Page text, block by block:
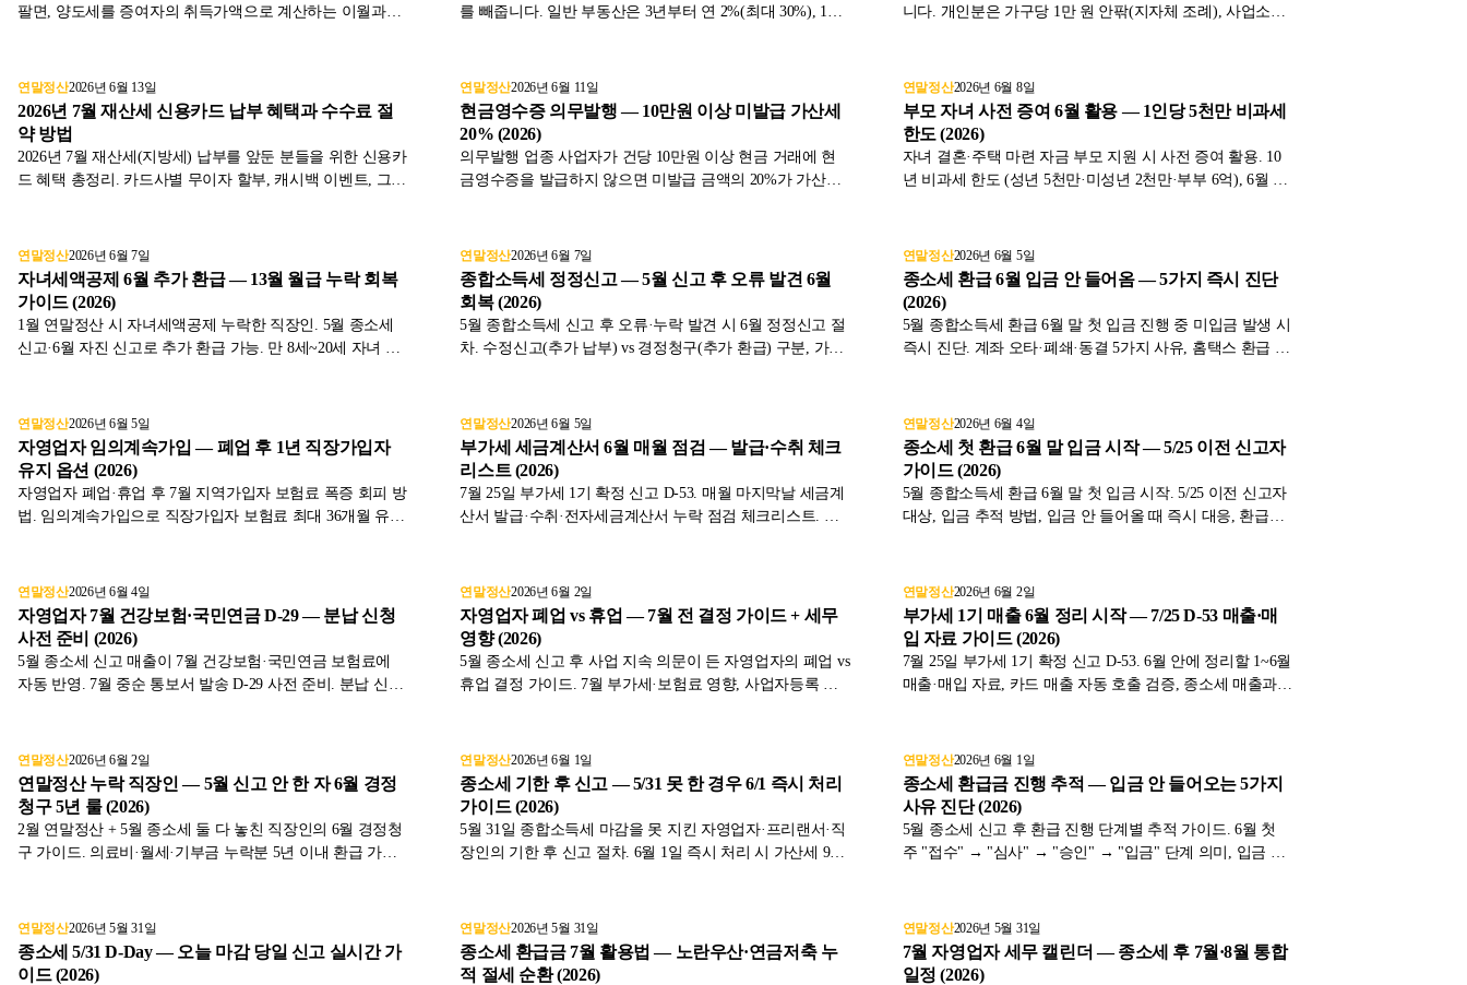
팔면, 양도세를 증여자의 취득가액으로 계산하는 이월과세
를 빼줍니다. 일반 부동산은 3년부터 연 2%(최대 30%), 1세
니다. 개인분은 가구당 1만 원 안팎(지자체 조례), 사업소분
연말정산2026년 6월 13일
2026년 7월 재산세 신용카드 납부 혜택과 수수료 절
약 방법
2026년 7월 재산세(지방세) 납부를 앞둔 분들을 위한 신용카
드 혜택 총정리. 카드사별 무이자 할부, 캐시백 이벤트, 그리
연말정산2026년 6월 11일
현금영수증 의무발행 — 10만원 이상 미발급 가산세
20% (2026)
의무발행 업종 사업자가 건당 10만원 이상 현금 거래에 현
금영수증을 발급하지 않으면 미발급 금액의 20%가 가산세
금까지 사업자와 소비자 양쪽 관점에서 정리합니다.
연말정산2026년 6월 8일
부모 자녀 사전 증여 6월 활용 — 1인당 5천만 비과세
한도 (2026)
자녀 결혼·주택 마련 자금 부모 지원 시 사전 증여 활용. 10
년 비과세 한도 (성년 5천만·미성년 2천만·부부 6억), 6월 사
연말정산2026년 6월 7일
자녀세액공제 6월 추가 환급 — 13월 월급 누락 회복
가이드 (2026)
1월 연말정산 시 자녀세액공제 누락한 직장인. 5월 종소세
신고·6월 자진 신고로 추가 환급 가능. 만 8세~20세 자녀 1명
연말정산2026년 6월 7일
종합소득세 정정신고 — 5월 신고 후 오류 발견 6월
회복 (2026)
5월 종합소득세 신고 후 오류·누락 발견 시 6월 정정신고 절
차. 수정신고(추가 납부) vs 경정청구(추가 환급) 구분, 가산
연말정산2026년 6월 5일
종소세 환급 6월 입금 안 들어옴 — 5가지 즉시 진단
(2026)
5월 종합소득세 환급 6월 말 첫 입금 진행 중 미입금 발생 시
즉시 진단. 계좌 오타·폐쇄·동결 5가지 사유, 홈택스 환급 계
연말정산2026년 6월 5일
자영업자 임의계속가입 — 폐업 후 1년 직장가입자
유지 옵션 (2026)
자영업자 폐업·휴업 후 7월 지역가입자 보험료 폭증 회피 방
법. 임의계속가입으로 직장가입자 보험료 최대 36개월 유지
연말정산2026년 6월 5일
부가세 세금계산서 6월 매월 점검 — 발급·수취 체크
리스트 (2026)
7월 25일 부가세 1기 확정 신고 D-53. 매월 마지막날 세금계
산서 발급·수취·전자세금계산서 누락 점검 체크리스트. 발
연말정산2026년 6월 4일
종소세 첫 환급 6월 말 입금 시작 — 5/25 이전 신고자
가이드 (2026)
5월 종합소득세 환급 6월 말 첫 입금 시작. 5/25 이전 신고자
대상, 입금 추적 방법, 입금 안 들어올 때 즉시 대응, 환급금
연말정산2026년 6월 4일
자영업자 7월 건강보험·국민연금 D-29 — 분납 신청
사전 준비 (2026)
5월 종소세 신고 매출이 7월 건강보험·국민연금 보험료에
자동 반영. 7월 중순 통보서 발송 D-29 사전 준비. 분납 신청
연말정산2026년 6월 2일
자영업자 폐업 vs 휴업 — 7월 전 결정 가이드 + 세무
영향 (2026)
5월 종소세 신고 후 사업 지속 의문이 든 자영업자의 폐업 vs
휴업 결정 가이드. 7월 부가세·보험료 영향, 사업자등록 정
연말정산2026년 6월 2일
부가세 1기 매출 6월 정리 시작 — 7/25 D-53 매출·매
입 자료 가이드 (2026)
7월 25일 부가세 1기 확정 신고 D-53. 6월 안에 정리할 1~6월
매출·매입 자료, 카드 매출 자동 호출 검증, 종소세 매출과
연말정산2026년 6월 2일
연말정산 누락 직장인 — 5월 신고 안 한 자 6월 경정
청구 5년 룰 (2026)
2월 연말정산 + 5월 종소세 둘 다 놓친 직장인의 6월 경정청
구 가이드. 의료비·월세·기부금 누락분 5년 이내 환급 가능.
연말정산2026년 6월 1일
종소세 기한 후 신고 — 5/31 못 한 경우 6/1 즉시 처리
가이드 (2026)
5월 31일 종합소득세 마감을 못 지킨 자영업자·프리랜서·직
장인의 기한 후 신고 절차. 6월 1일 즉시 처리 시 가산세 90%
연말정산2026년 6월 1일
종소세 환급금 진행 추적 — 입금 안 들어오는 5가지
사유 진단 (2026)
5월 종소세 신고 후 환급 진행 단계별 추적 가이드. 6월 첫
주 "접수" → "심사" → "승인" → "입금" 단계 의미, 입금 안
연말정산2026년 5월 31일
종소세 5/31 D-Day — 오늘 마감 당일 신고 실시간 가
이드 (2026)
연말정산2026년 5월 31일
종소세 환급금 7월 활용법 — 노란우산·연금저축 누
적 절세 순환 (2026)
연말정산2026년 5월 31일
7월 자영업자 세무 캘린더 — 종소세 후 7월·8월 통합
일정 (2026)